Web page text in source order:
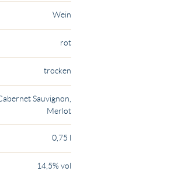
Wein
rot
trocken
Sauvignon,
Merlot
0,75 l
14,5% vol